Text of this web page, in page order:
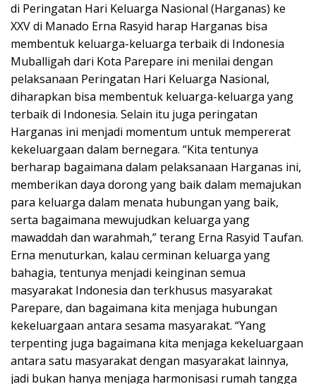
di Peringatan Hari Keluarga Nasional (Harganas) ke
XXV di Manado Erna Rasyid harap Harganas bisa
membentuk keluarga-keluarga terbaik di Indonesia
Muballigah dari Kota Parepare ini menilai dengan
pelaksanaan Peringatan Hari Keluarga Nasional,
diharapkan bisa membentuk keluarga-keluarga yang
terbaik di Indonesia. Selain itu juga peringatan
Harganas ini menjadi momentum untuk mempererat
kekeluargaan dalam bernegara. “Kita tentunya
berharap bagaimana dalam pelaksanaan Harganas ini,
memberikan daya dorong yang baik dalam memajukan
para keluarga dalam menata hubungan yang baik,
serta bagaimana mewujudkan keluarga yang
mawaddah dan warahmah,” terang Erna Rasyid Taufan.
Erna menuturkan, kalau cerminan keluarga yang
bahagia, tentunya menjadi keinginan semua
masyarakat Indonesia dan terkhusus masyarakat
Parepare, dan bagaimana kita menjaga hubungan
kekeluargaan antara sesama masyarakat. “Yang
terpenting juga bagaimana kita menjaga kekeluargaan
antara satu masyarakat dengan masyarakat lainnya,
jadi bukan hanya menjaga harmonisasi rumah tangga